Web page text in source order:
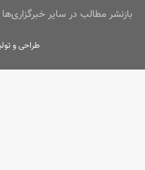
بازنشر مطالب در سایر
طراحی و